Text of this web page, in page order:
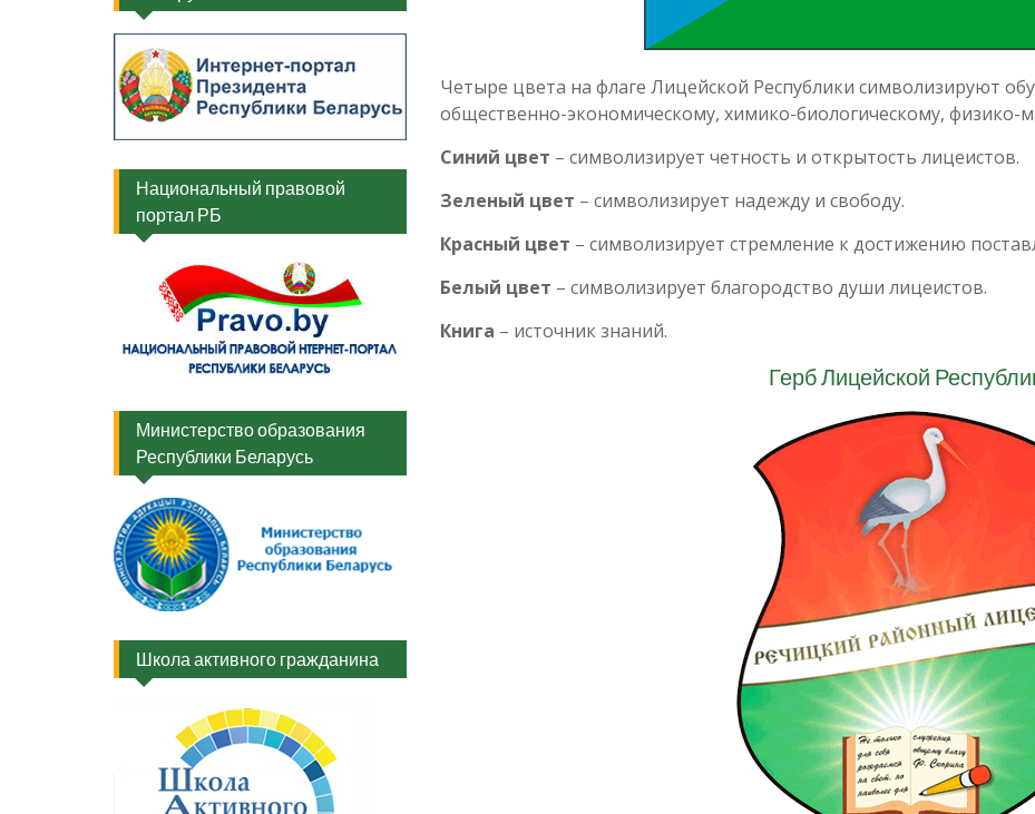
Четыре цвета на флаге Лицейской Республики символизируют
общественно-экономическому, химико-биологическому, физико-
Синий цвет – символизирует четность и открытость лицеистов.
Зеленый цвет – символизирует надежду и свободу.
Красный цвет – символизирует стремление к достижению
Белый цвет – символизирует благородство души лицеистов.
Книга – источник знаний.
Герб Лицейской
Национальный правовой
портал РБ
Министерство образования
Республики Беларусь
Школа активного гражданина